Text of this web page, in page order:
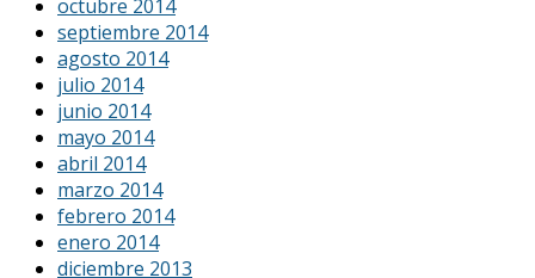
octubre 2014
septiembre 2014
agosto 2014
julio 2014
junio 2014
mayo 2014
abril 2014
marzo 2014
febrero 2014
enero 2014
diciembre 2013